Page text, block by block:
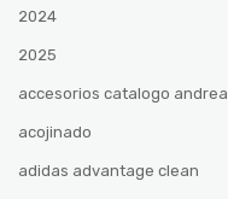
2024
2025
accesorios catalogo andrea
acojinado
adidas advantage clean